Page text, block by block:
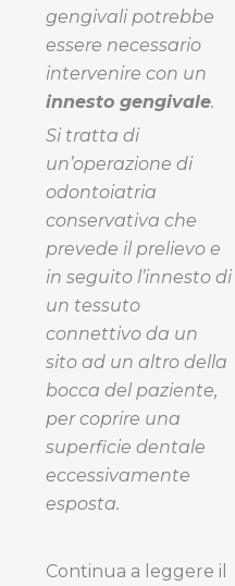
gengivali potrebbe
essere necessario
intervenire con un
innesto gengivale.
Si tratta di
un’operazione di
odontoiatria
conservativa che
prevede il prelievo e
in seguito l’innesto di
un tessuto
connettivo da un
sito ad un altro della
bocca del paziente,
per coprire una
superficie dentale
eccessivamente
esposta.
Continua a leggere il